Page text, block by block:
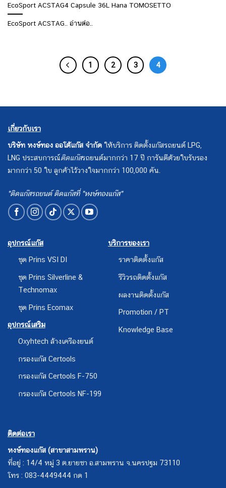
EcoSport ACSTAG4 Capsule 36L Hana TOMOSETTO
EcoSport ACSTAG.. อ่านต่อ..
1 2 3 4
เกี่ยวกับเรา
บริษัท หงษ์ทอง ออโต้แก๊ส จำกัด ให้บริการ ติดตั้งแก๊สรถยนต์ LPG,
LNG ประสบการณ์ติดแก๊สรถยนต์มากกว่า 17 ปี การันตีด้วยใบรับรอง
มากกว่า 50 ใบ ลูกค้าไว้วางใจมากกว่า 100,000 คัน.
"ติดแก๊สรถยนต์ ติดแก๊สที่ "หงษ์ทองแก๊ส"
อุปกรณ์แก๊ส
ชุด Prins VSI DI
ชุด Prins Silverline &
Technomax
ชุด Prins Ecomax
อุปกรณ์เสริม
Oxyhtech ล้างเครืองยนต์
กรองแก๊ส Certools
กรองแก๊ส Certools F-750
กรองแก๊ส Certools NF-199
บริการของเรา
ราคาติดตั้งแก๊ส
รีวิวรถติดตั้งแก๊ส
ผลงานติดตั้งแก๊ส
Promotion / PT
Knowledge Base
ติดต่อเรา
หงษ์ทองแก๊ส (สาขาสามพราน)
ที่อยู่ : 14/4 หมู่ 3 ต.ยายชา อ.สามพราน จ.นครปฐม 73110
โทร : 083-4449444 กด 1